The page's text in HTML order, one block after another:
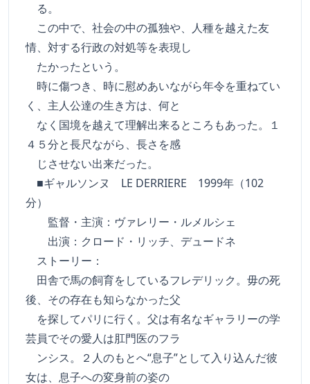
る。
この中で、社会の中の孤独や、人種を越えた友
情、対する行政の対処等を表現し
たかったという。
時に傷つき、時に慰めあいながら年令を重ねてい
く、主人公達の生き方は、何と
なく国境を越えて理解出来るところもあった。１
４５分と長尺ながら、長さを感
じさせない出来だった。
■ギャルソンヌ LE DERRIERE 1999年（102
分）
監督・主演：ヴァレリー・ルメルシェ
出演：クロード・リッチ、デュードネ
ストーリー：
田舎で馬の飼育をしているフレデリック。毋の死
後、その存在も知らなかった父
を探してパリに行く。父は有名なギャラリーの学
芸員でその愛人は肛門医のフラ
ンシス。２人のもとへ“息子”として入り込んだ彼
女は、息子への変身前の姿の